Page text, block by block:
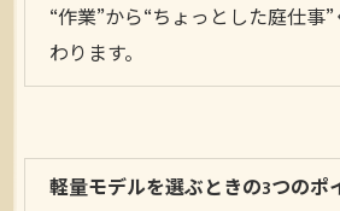
“作業”から“ちょっとした庭仕事
わります。
軽量モデルを選ぶときの3つのポ